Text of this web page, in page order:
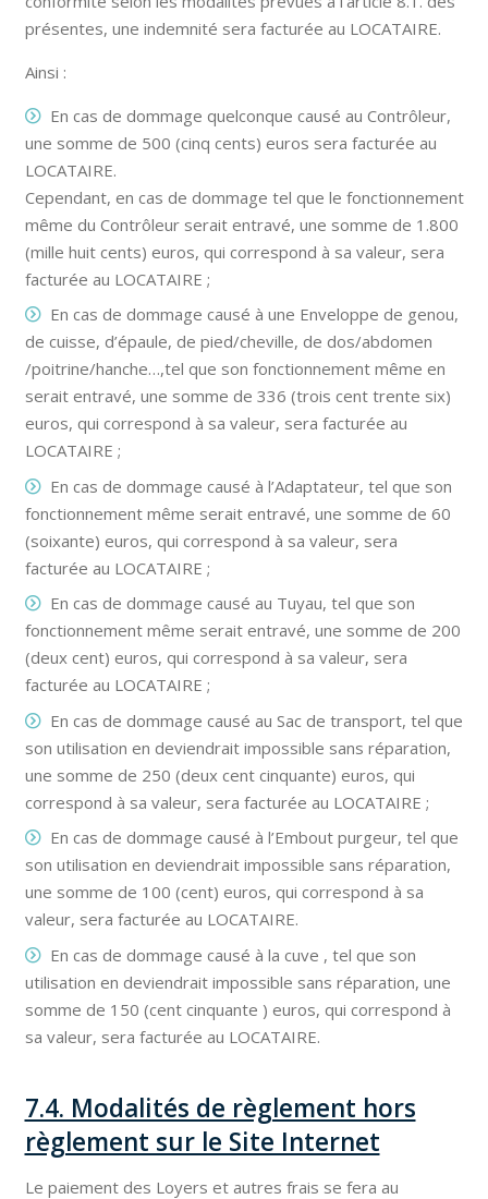
présentes, une indemnité sera facturée au LOCATAIRE.
Ainsi :
En cas de dommage quelconque causé au Contrôleur,
une somme de 500 (cinq cents) euros sera facturée au
LOCATAIRE.
Cependant, en cas de dommage tel que le fonctionnement
même du Contrôleur serait entravé, une somme de 1.800
(mille huit cents) euros, qui correspond à sa valeur, sera
facturée au LOCATAIRE ;
En cas de dommage causé à une Enveloppe de genou,
de cuisse, d’épaule, de pied/cheville, de dos/abdomen
/poitrine/hanche…,tel que son fonctionnement même en
serait entravé, une somme de 336 (trois cent trente six)
euros, qui correspond à sa valeur, sera facturée au
LOCATAIRE ;
En cas de dommage causé à l’Adaptateur, tel que son
fonctionnement même serait entravé, une somme de 60
(soixante) euros, qui correspond à sa valeur, sera
facturée au LOCATAIRE ;
En cas de dommage causé au Tuyau, tel que son
fonctionnement même serait entravé, une somme de 200
(deux cent) euros, qui correspond à sa valeur, sera
facturée au LOCATAIRE ;
En cas de dommage causé au Sac de transport, tel que
son utilisation en deviendrait impossible sans réparation,
une somme de 250 (deux cent cinquante) euros, qui
correspond à sa valeur, sera facturée au LOCATAIRE ;
En cas de dommage causé à l’Embout purgeur, tel que
son utilisation en deviendrait impossible sans réparation,
une somme de 100 (cent) euros, qui correspond à sa
valeur, sera facturée au LOCATAIRE.
En cas de dommage causé à la cuve , tel que son
utilisation en deviendrait impossible sans réparation, une
somme de 150 (cent cinquante ) euros, qui correspond à
sa valeur, sera facturée au LOCATAIRE.
7.4. Modalités de règlement hors
règlement sur le Site Internet
Le paiement des Loyers et autres frais se fera au